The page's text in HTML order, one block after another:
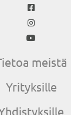
meistä
Yrityksille